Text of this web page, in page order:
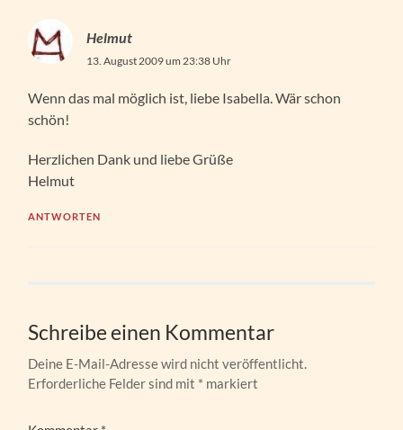
Helmut
13. August 2009 um 23:38 Uhr
Wenn das mal möglich ist, liebe Isabella. Wär schon
schön!
Herzlichen Dank und liebe Grüße
Helmut
ANTWORTEN
Schreibe einen Kommentar
Deine E-Mail-Adresse wird nicht veröffentlicht.
Erforderliche Felder sind mit * markiert